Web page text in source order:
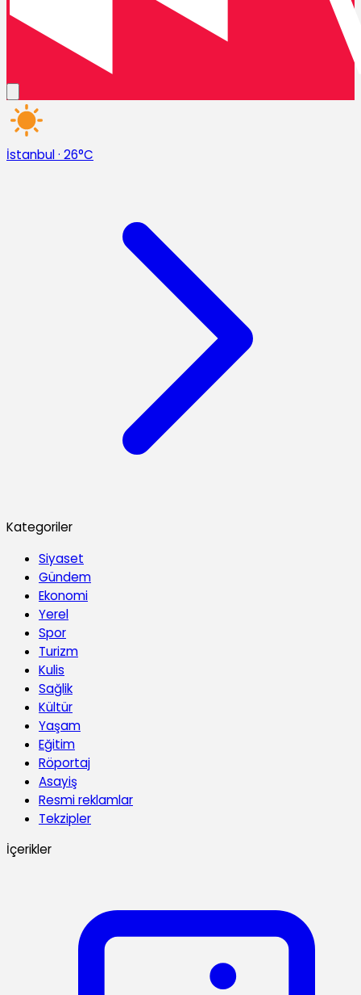
İstanbul· 26°C
Kategoriler
Siyaset
Gündem
Ekonomi
Yerel
Spor
Turizm
Kulis
Sağlik
Kültür
Yaşam
Eğitim
Röportaj
Asayiş
Resmi reklamlar
Tekzipler
İçerikler